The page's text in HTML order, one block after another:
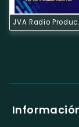
JVA